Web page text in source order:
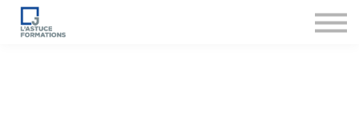
Accompagnement des conseillers